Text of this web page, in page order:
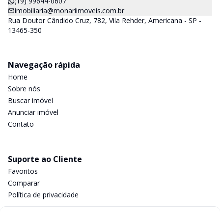
imobiliaria@monariimoveis.com.br
Rua Doutor Cândido Cruz, 782, Vila Rehder, Americana - SP -
13465-350
Navegação rápida
Home
Sobre nós
Buscar imóvel
Anunciar imóvel
Contato
Suporte ao Cliente
Favoritos
Comparar
Política de privacidade